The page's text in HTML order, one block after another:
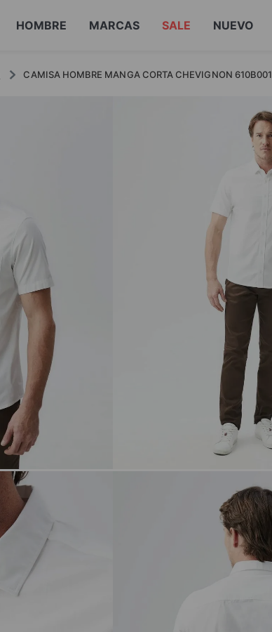
HOMBRE MARCAS SALE NUEVO
CAMISA HOMBRE MANGA CORTA CHEVIGNON 610B001